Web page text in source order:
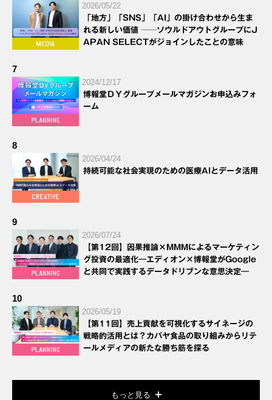
2026/05/22
「地方」「SNS」「AI」の掛け合わせから生ま
れる新しい価値 ──ソウルドアウトグループにJ
APAN SELECTがジョインしたことの意味
7
2024/12/17
博報堂ＤＹグループメールマガジンお申込みフォ
ーム
8
2026/04/24
持続可能な社会実現のための医療AIとデータ活用
9
2026/07/24
【第12回】因果推論×MMMによるマーケティン
グ投資の最適化―エディオン×博報堂がGoogle
と共同で実践するデータドリブンな意思決定―
10
2026/05/19
【第11回】売上貢献を可視化するサイネージの
戦略的活用とは？カバヤ食品の取り組みからリテ
ールメディアの新たな勝ち筋を探る
もっと見る